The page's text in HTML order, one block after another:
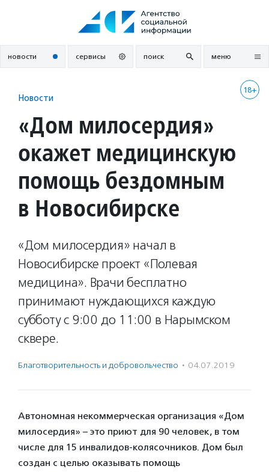
новости сервисы поиск меню
18+
Новости
«Дом милосердия»
окажет медицинскую
помощь бездомным
в Новосибирске
«Дом милосердия» начал в
Новосибирске проект «Полевая
медицина». Врачи бесплатно
принимают нуждающихся каждую
субботу с 9:00 до 11:00 в Нарымском
сквере.
Благотвори­тель­ность и доброволь­чест­во · 04.07.2019
Автономная некоммерческая организация «Дом
милосердия» – это приют для 90 человек, в том
числе для 15 инвалидов-колясочников. Дом был
создан с целью оказывать помощь